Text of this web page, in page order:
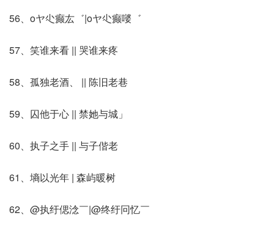
56、oヤ尐癫厷゛|oヤ尐癫嘙゛
57、笑谁来看 || 哭谁来疼
58、孤独老酒、 || 陈旧老巷
59、囚他于心 || 禁她与城」
60、执子之手 || 与子偕老
61、墒以光年 | 森屿暖树
62、@执纡偲淰￣|@终纡冋忆￣